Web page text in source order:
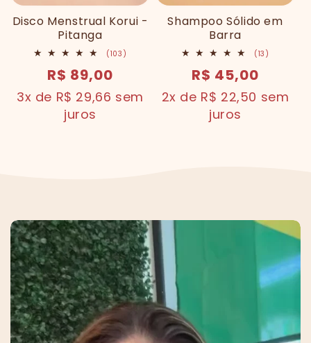
Disco Menstrual Korui -
Pitanga
(103)
preço
normal
R$ 89,00
3x de R$ 29,66 sem
juros
Shampoo Sólido em
Barra
(13)
preço
normal
R$ 45,00
2x de R$ 22,50 sem
juros